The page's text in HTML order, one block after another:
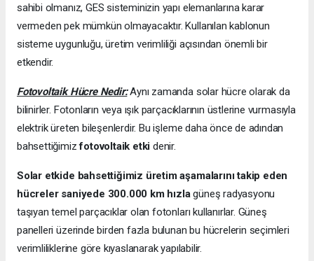
sahibi olmanız, GES sisteminizin yapı elemanlarına karar
vermeden pek mümkün olmayacaktır. Kullanılan kablonun
sisteme uygunluğu, üretim verimliliği açısından önemli bir
etkendir.
Fotovoltaik Hücre Nedir:Aynı zamanda solar hücre olarak da
bilinirler. Fotonların veya ışık parçacıklarının üstlerine vurmasıyla
elektrik üreten bileşenlerdir. Bu işleme daha önce de adından
bahsettiğimizfotovoltaik etkidenir.
Solar etkide bahsettiğimiz üretim aşamalarını takip eden
hücreler saniyede 300.000 km hızlagüneş radyasyonu
taşıyan temel parçacıklar olan fotonları kullanırlar. Güneş
panelleri üzerinde birden fazla bulunan bu hücrelerin seçimleri
verimliliklerine göre kıyaslanarak yapılabilir.